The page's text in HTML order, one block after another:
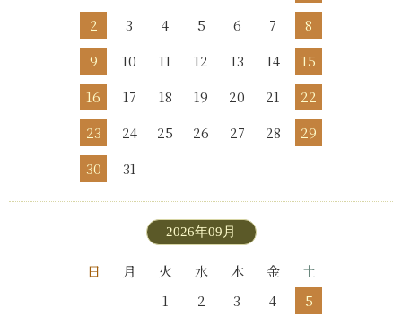
2
3 4 5 6 7
8
9
10 11 12 13 14
15
16
17 18 19 20 21
22
23
24 25 26 27 28
29
30
31
2026年09月
日 月 火 水 木 金
土
1
2 3 4
5